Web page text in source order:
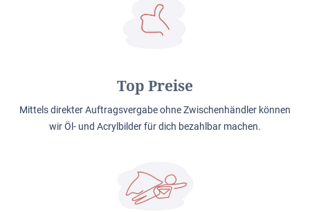
Top Preise
Mittels direkter Auftragsvergabe ohne Zwischenhändler können
wir Öl- und Acrylbilder für dich bezahlbar machen.